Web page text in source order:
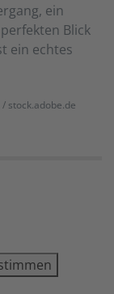
ein
Blick
ein echtes
stock.adobe.de